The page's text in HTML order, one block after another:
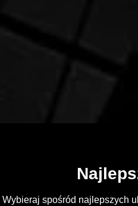
Wybieraj spośród najlepszych